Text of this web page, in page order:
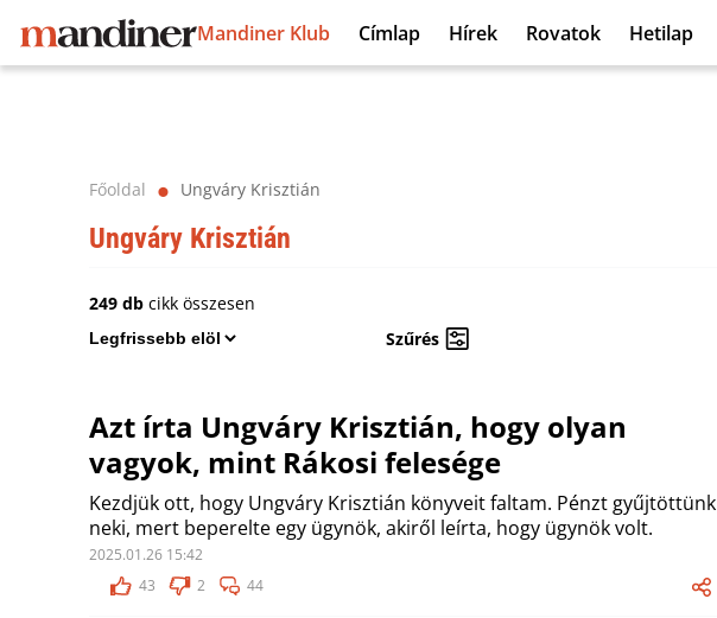
Mandiner Klub Címlap Hírek Rovatok Hetilap
Főoldal ⬤ Ungváry Krisztián
Ungváry Krisztián
249 db cikk összesen
Szűrés
Azt írta Ungváry Krisztián, hogy olyan
vagyok, mint Rákosi felesége
Kezdjük ott, hogy Ungváry Krisztián könyveit faltam. Pénzt gyűjtöttünk
neki, mert beperelte egy ügynök, akiről leírta, hogy ügynök volt.
2025.01.26 15:42
43
2 44